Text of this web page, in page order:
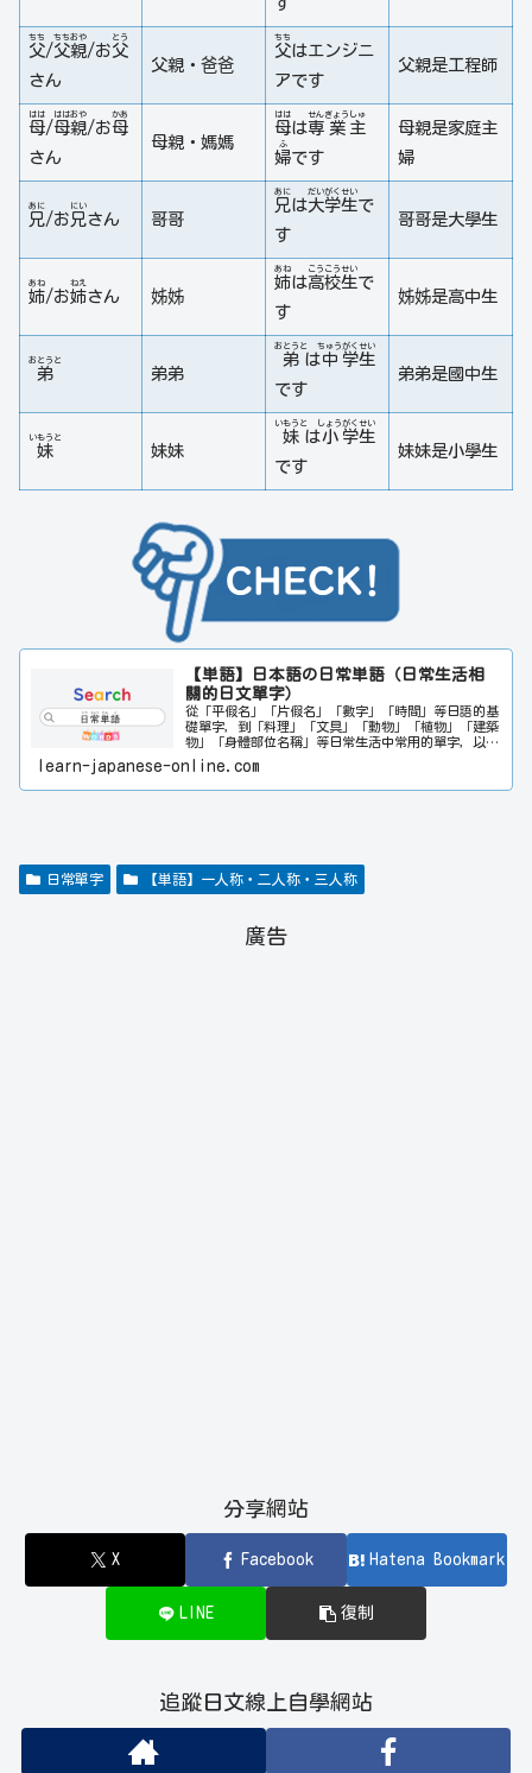
父
ちち
/父
ちち
親
おや
/お父
とう
さん
父親・爸爸
父
ちち
はエンジニ
アです
父親是工程師
母
はは
/母
はは
親
おや
/お母
かあ
さん
母親・媽媽
母
はは
は専
せん
業
ぎょう
主
しゅ
婦
ふ
です
母親是家庭主
婦
兄
あに
/お 兄
にい
さん 哥哥
兄
あに
は大
だい
学
がく
生
せい
で
す
哥哥是大學生
姉
あね
/お姉
ねえ
さん 姊姊
姉
あね
は高
こう
校
こう
生
せい
で
す
姊姊是高中生
弟
おとうと
弟弟
弟
おとうと
は中
ちゅう
学
がく
生
せい
です
弟弟是國中生
妹
いもうと
妹妹
妹
いもうと
は小
しょう
学
がく
生
せい
です
妹妹是小學生
【単語】日本語の日常単語（日常生活相
關的日文單字）
從「平假名」「片假名」「數字」「時間」等日語的基
礎單字，到「料理」「文具」「動物」「植物」「建築
物」「身體部位名稱」等日常生活中常用的單字，以及
表示感情和味道的形容詞，均按類別詳細介紹。基於
「百聞不如一見」的觀念，每個單字都附有相關插圖，
讓您像看漫畫一樣輕鬆愉快地記住單字。關於旅行中常
少都有所幫助。
learn-japanese-online.com
日常單字 【単語】一人称・二人称・三人称
廣告
分享網站
X Facebook Hatena Bookmark
LINE 復制
追蹤日文線上自學網站